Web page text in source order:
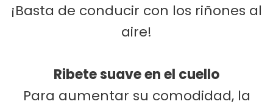
¡Basta de conducir con los riñones al
aire!
Ribete suave en el cuello
Para aumentar su comodidad, la